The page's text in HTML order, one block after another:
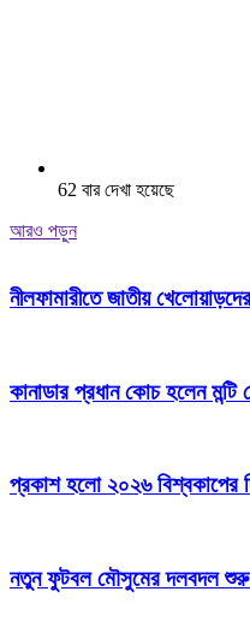
62 বার দেখা হয়েছে
আরও পড়ুন
নীলফামারীতে জাতীয়
কানাডার প্রধান কোচ হলেন মন্টি
প্রকাশ হলো ২০২৬ বিশ্বকাপের
নতুন ফুটবল মৌসুমের দলবদল